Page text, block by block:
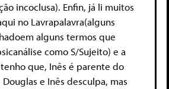
incoclusa). Enfin, já li muitos
no Lavrapalavra(alguns
alguns termos que
como S/Sujeito) e a
que, Inês é parente do
e Inês desculpa, mas